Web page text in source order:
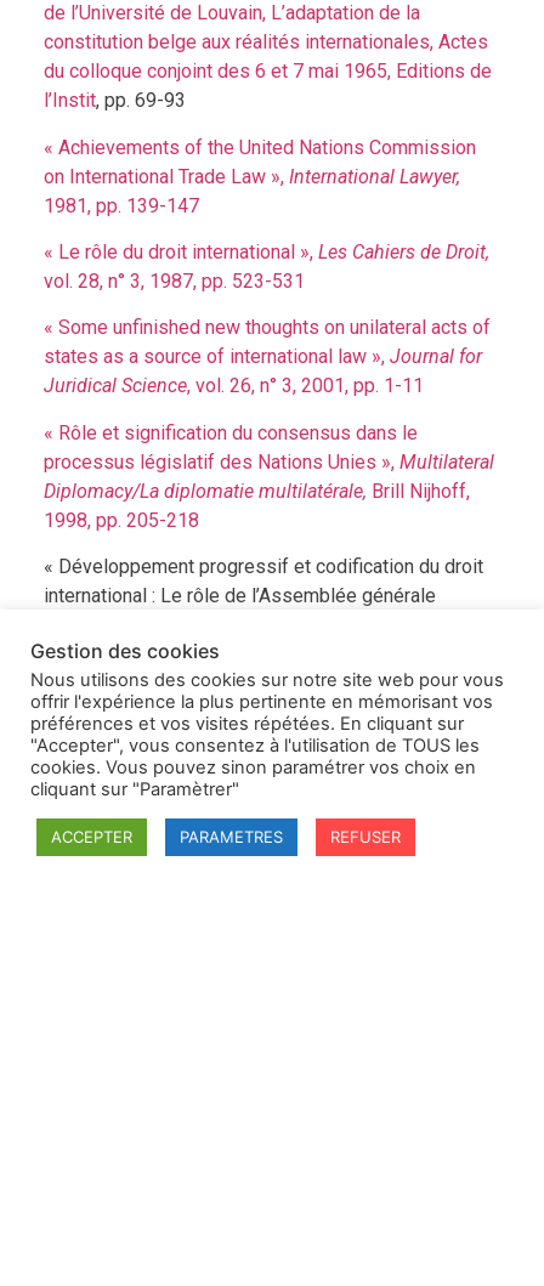
de l’Université de Louvain, L’adaptation de la
constitution belge aux réalités internationales, Actes
du colloque conjoint des 6 et 7 mai 1965, Editions de
l’Instit, pp. 69-93
« Achievements of the United Nations Commission
on International Trade Law », International Lawyer,
1981, pp. 139-147
« Le rôle du droit international », Les Cahiers de Droit,
vol. 28, n° 3, 1987, pp. 523-531
« Some unfinished new thoughts on unilateral acts of
states as a source of international law », Journal for
Juridical Science, vol. 26, n° 3, 2001, pp. 1-11
« Rôle et signification du consensus dans le
processus législatif des Nations Unies », Multilateral
Diplomacy/La diplomatie multilatérale, Brill Nijhoff,
1998, pp. 205-218
« Développement progressif et codification du droit
international : Le rôle de l’Assemblée générale
International Relations
on Public International Law, United Nations, Kluwer
Law International, 1996,pp. 215-223
Hommage
Wellens, Karel (dir),International Law : Theory and
Gestion des cookies
Nous utilisons des cookies sur notre site web pour vous
offrir l'expérience la plus pertinente en mémorisant vos
préférences et vos visites répétées. En cliquant sur
"Accepter", vous consentez à l'utilisation de TOUS les
cookies. Vous pouvez sinon paramétrer vos choix en
cliquant sur "Paramètrer"
ACCEPTER PARAMETRES REFUSER